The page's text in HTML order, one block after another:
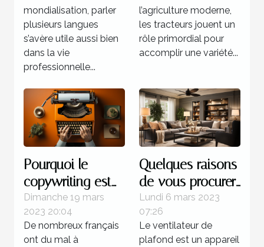
d’opter pour ce
programme
mondialisation, parler
plusieurs langues
s’avère utile aussi bien
dans la vie
professionnelle...
agricoles
disponibles sur le
marché ?
l’agriculture moderne,
les tracteurs jouent un
rôle primordial pour
accomplir une variété...
Pourquoi le
copywriting est
votre meilleur
atout commercial
?
Dimanche 19 mars
2023 20:04
De nombreux français
ont du mal à
Quelques raisons
de vous procurer
un ventilateur de
plafond
Lundi 6 mars 2023
07:26
Le ventilateur de
plafond est un appareil